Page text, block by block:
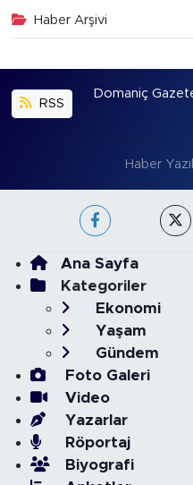
Haber Arşivi
RSS
Domaniç
Haber
Ana Sayfa
Kategoriler
Ekonomi
Yaşam
Gündem
Foto Galeri
Video
Yazarlar
Röportaj
Biyografi